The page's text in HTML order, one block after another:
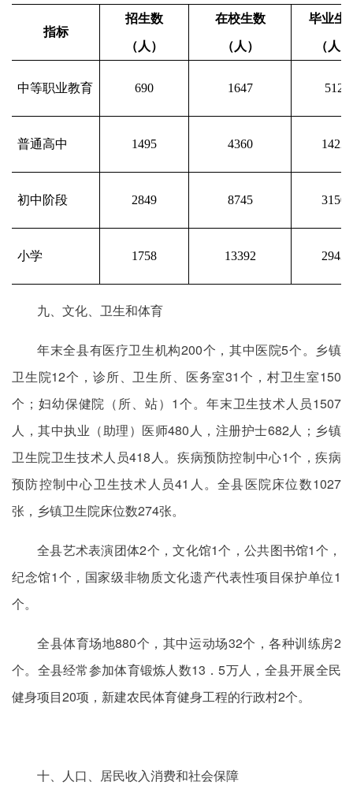
指标
招生数
（人）
在校生数
（人）
毕业生
（人）
中等职业教育 690 1647 512
普通高中 1495 4360 1422
初中阶段 2849 8745 3150
小学 1758 13392 2943
九、文化、卫生和体育
年末全县有医疗卫生机构200个，其中医院5个。乡镇
卫生院12个，诊所、卫生所、医务室31个，村卫生室150
个；妇幼保健院（所、站）1个。年末卫生技术人员1507
人，其中执业（助理）医师480人，注册护士682人；乡镇
卫生院卫生技术人员418人。疾病预防控制中心1个，疾病
预防控制中心卫生技术人员41人。全县医院床位数1027
张，乡镇卫生院床位数274张。
全县艺术表演团体2个，文化馆1个，公共图书馆1个，
纪念馆1个，国家级非物质文化遗产代表性项目保护单位1
个。
全县体育场地880个，其中运动场32个，各种训练房2
个。全县经常参加体育锻炼人数13．5万人，全县开展全民
健身项目20项，新建农民体育健身工程的行政村2个。
十、人口、居民收入消费和社会保障